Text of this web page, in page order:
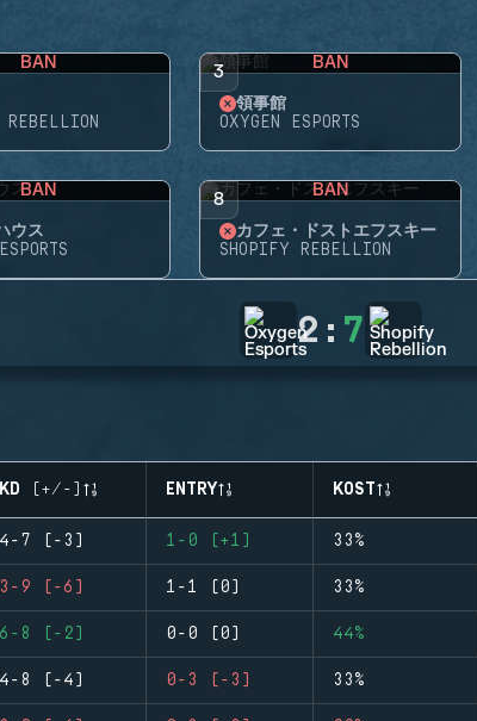
BAN
REBELLION
3 BAN
領事館
OXYGEN ESPORTS
BAN
ウス
8 BAN
カフェ・ドストエフスキー
SHOPIFY REBELLION
2 : 7
KD (+/-) ENTRY KOST
4-7 (-3) 1-0 (+1) 33%
3-9 (-6) 1-1 (0) 33%
6-8 (-2) 0-0 (0) 44%
4-8 (-4) 0-3 (-3) 33%